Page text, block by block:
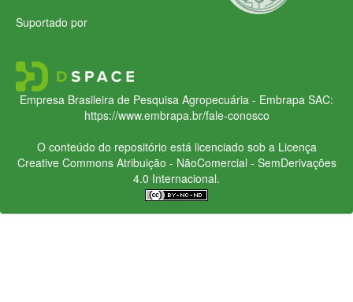
Suportado por
Empresa Brasileira de Pesquisa Agropecuária - Embrapa SAC:
https://www.embrapa.br/fale-conosco
O conteúdo do repositório está licenciado sob a Licença
Creative CommonsAtribuição - NãoComercial - SemDerivações
4.0 Internacional.